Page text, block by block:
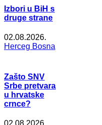
Izbori u BiH s
druge strane
02.08.2026.
Herceg Bosna
Zašto SNV
Srbe pretvara
u hrvatske
crnce?
02.08.2026.